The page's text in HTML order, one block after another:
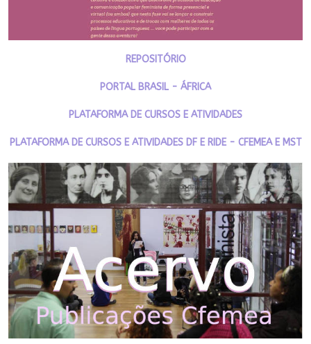
REPOSITÓRIO
PORTAL BRASIL - ÁFRICA
PLATAFORMA DE CURSOS E ATIVIDADES
PLATAFORMA DE CURSOS E ATIVIDADES DF E RIDE - CFEMEA E MST